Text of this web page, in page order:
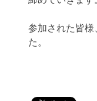
参加された皆様
た。